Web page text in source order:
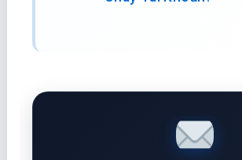
Sao Thắng Backtest